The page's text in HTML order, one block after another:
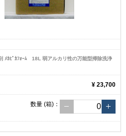
ﾒｶﾋﾟｶﾌｫｰﾑ 18L 弱アルカリ性の万能型掃除洗浄
¥ 23,700
数量 (箱) ：